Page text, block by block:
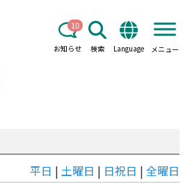
お知らせ
10
検索 Language メニュー
平日 | 土曜日 | 日祝日 | 全曜日